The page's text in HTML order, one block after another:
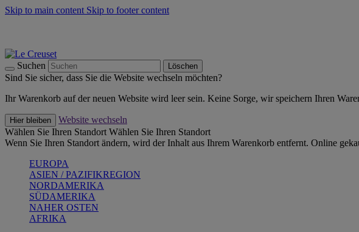
Skip to main content Skip to footer content
Suchen Löschen
Sind Sie sicher, dass Sie die Website wechseln möchten?
Ihr Warenkorb auf der neuen Website wird leer sein. Keine Sorge, wir speichern Ihren
Hier bleiben
Website wechseln
Wählen Sie Ihren Standort Wählen Sie Ihren Standort
Wenn Sie Ihren Standort ändern, wird der Inhalt aus Ihrem Warenkorb entfernt. Online
EUROPA
ASIEN / PAZIFIKREGION
NORDAMERIKA
SÜDAMERIKA
NAHER OSTEN
AFRIKA